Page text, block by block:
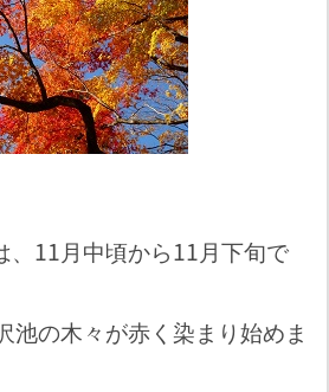
、11月中頃から11月下旬で
池の木々が赤く染まり始めま